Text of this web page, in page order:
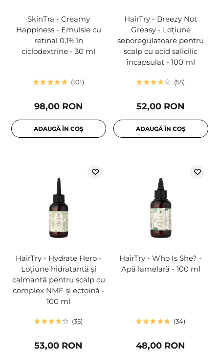
SkinTra - Creamy
Happiness - Emulsie cu
retinal 0,1% în
ciclodextrine - 30 ml
101
98,00 RON
ADAUGĂ ÎN COȘ
HairTry - Breezy Not
Greasy - Loțiune
seboregulatoare pentru
scalp cu acid salicilic
încapsulat - 100 ml
55
52,00 RON
ADAUGĂ ÎN COȘ
HairTry - Hydrate Hero -
Loțiune hidratantă și
calmantă pentru scalp cu
complex NMF și ectoină -
100 ml
35
53,00 RON
HairTry - Who Is She? -
Apă lamelară - 100 ml
34
48,00 RON